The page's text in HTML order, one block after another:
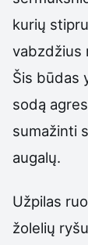
kurių
vabzdžius
Šis būdas
sodą
sumažinti
augalų.
Užpilas
žolelių